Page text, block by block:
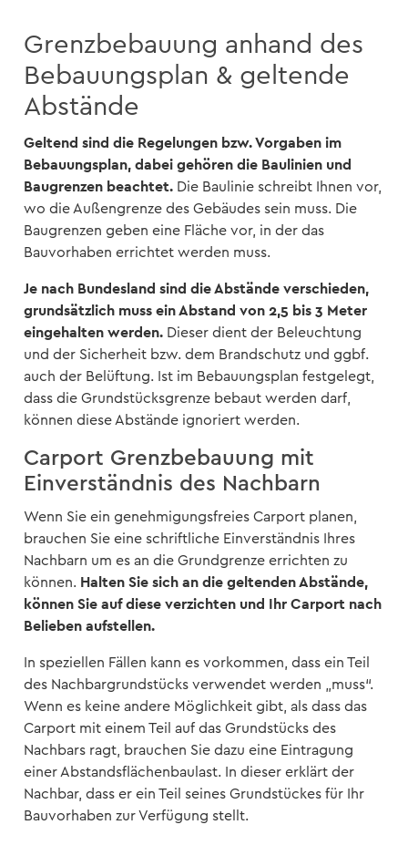
Grenzbebauung anhand des
Bebauungsplan & geltende
Abstände
Geltend sind die Regelungen bzw. Vorgaben im
Bebauungsplan, dabei gehören die Baulinien und
Baugrenzen beachtet. Die Baulinie schreibt Ihnen vor,
wo die Außengrenze des Gebäudes sein muss. Die
Baugrenzen geben eine Fläche vor, in der das
Bauvorhaben errichtet werden muss.
Je nach Bundesland sind die Abstände verschieden,
grundsätzlich muss ein Abstand von 2,5 bis 3 Meter
eingehalten werden. Dieser dient der Beleuchtung
und der Sicherheit bzw. dem Brandschutz und ggbf.
auch der Belüftung. Ist im Bebauungsplan festgelegt,
dass die Grundstücksgrenze bebaut werden darf,
können diese Abstände ignoriert werden.
Carport Grenzbebauung mit
Einverständnis des Nachbarn
Wenn Sie ein genehmigungsfreies Carport planen,
brauchen Sie eine schriftliche Einverständnis Ihres
Nachbarn um es an die Grundgrenze errichten zu
können. Halten Sie sich an die geltenden Abstände,
können Sie auf diese verzichten und Ihr Carport nach
Belieben aufstellen.
In speziellen Fällen kann es vorkommen, dass ein Teil
des Nachbargrundstücks verwendet werden „muss“.
Wenn es keine andere Möglichkeit gibt, als dass das
Carport mit einem Teil auf das Grundstücks des
Nachbars ragt, brauchen Sie dazu eine Eintragung
einer Abstandsflächenbaulast. In dieser erklärt der
Nachbar, dass er ein Teil seines Grundstückes für Ihr
Bauvorhaben zur Verfügung stellt.